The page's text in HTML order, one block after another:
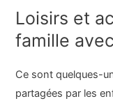
Loisirs et
famille
Ce sont quelques-
partagées par les